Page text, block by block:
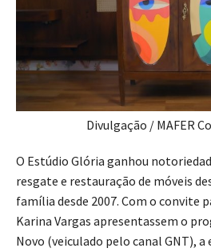
Divulgação / MAFER
O Estúdio Glória ganhou
resgate e restauração de móveis
família desde 2007. Com o convite
Karina Vargas apresentassem o
Novo (veiculado pelo canal GNT),